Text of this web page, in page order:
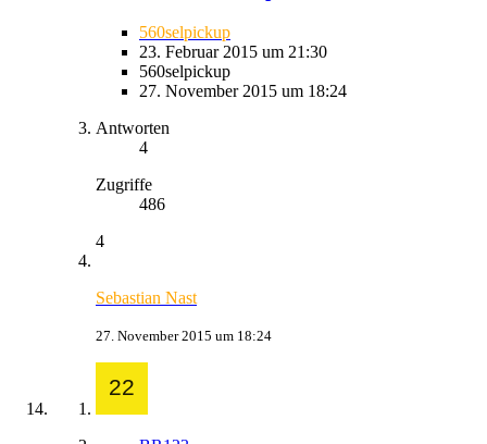
560selpickup
23. Februar 2015 um 21:30
560selpickup
27. November 2015 um 18:24
Antworten
4
Zugriffe
486
4
Sebastian Nast
27. November 2015 um 18:24